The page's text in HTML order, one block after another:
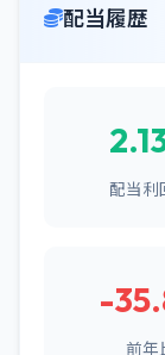
配当履歴
配当利
-
前年